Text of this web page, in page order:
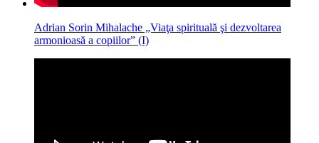
Adrian Sorin Mihalache „Viaţa spirituală şi dezvoltarea
armonioasă a copiilor” (I)